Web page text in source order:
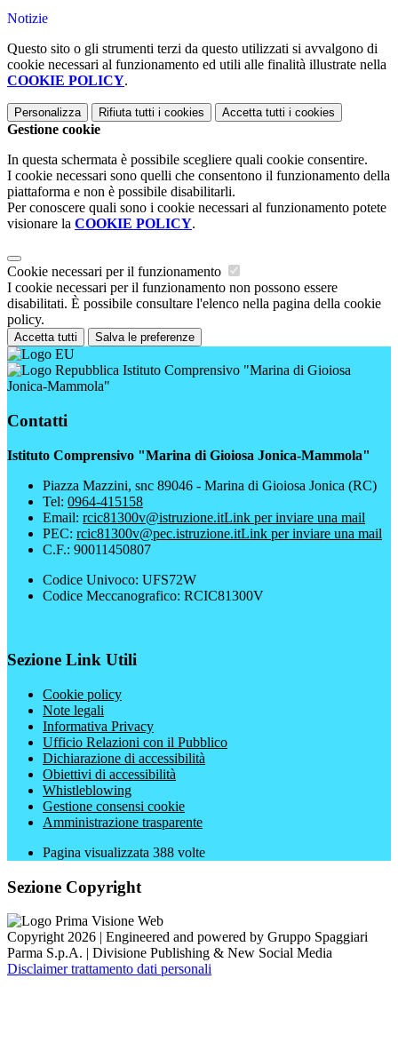
Notizie
Questo sito o gli strumenti terzi da questo utilizzati si avvalgono di
cookie necessari al funzionamento ed utili alle finalità illustrate nella
COOKIE POLICY.
Personalizza Rifiuta tutti i cookies Accetta tutti i cookies
Gestione cookie
In questa schermata è possibile scegliere quali cookie consentire.
I cookie necessari sono quelli che consentono il funzionamento della
piattaforma e non è possibile disabilitarli.
Per conoscere quali sono i cookie necessari al funzionamento potete
visionare la COOKIE POLICY.
Cookie necessari per il funzionamento
I cookie necessari per il funzionamento non possono essere
disabilitati. È possibile consultare l'elenco nella pagina della cookie
policy.
Accetta tutti Salva le preferenze
Istituto Comprensivo "Marina di Gioiosa
Jonica-Mammola"
Contatti
Istituto Comprensivo "Marina di Gioiosa Jonica-Mammola"
Piazza Mazzini, snc 89046 - Marina di Gioiosa Jonica (RC)
Tel: 0964-415158
Email: rcic81300v@istruzione.itLink per inviare una mail
PEC: rcic81300v@pec.istruzione.itLink per inviare una mail
C.F.: 90011450807
Codice Univoco: UFS72W
Codice Meccanografico: RCIC81300V
Sezione Link Utili
Cookie policy
Note legali
Informativa Privacy
Ufficio Relazioni con il Pubblico
Dichiarazione di accessibilità
Obiettivi di accessibilità
Whistleblowing
Gestione consensi cookie
Amministrazione trasparente
Pagina visualizzata 388 volte
Sezione Copyright
Copyright 2026 | Engineered and powered by Gruppo Spaggiari
Parma S.p.A. | Divisione Publishing & New Social Media
Disclaimer trattamento dati personali